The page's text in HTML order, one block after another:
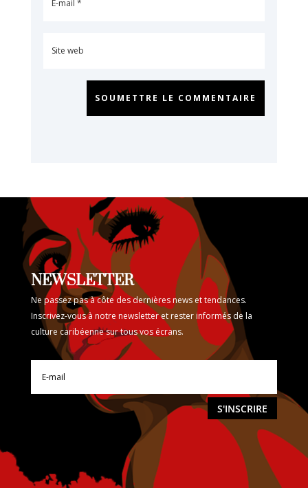
SOUMETTRE LE COMMENTAIRE
NEWSLETTER
Ne passez pas à côte des dernières news et tendances.
Inscrivez-vous à notre newsletter et rester informés de la
culture caribéenne sur tous vos écrans.
S'INSCRIRE